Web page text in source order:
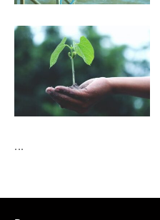
...